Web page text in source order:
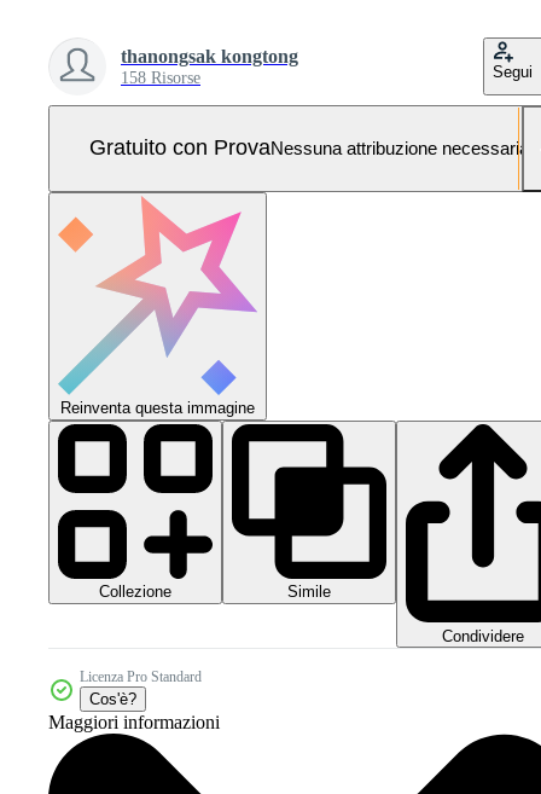
thanongsak kongtong
158 Risorse Segui
Gratuito con ProvaNessuna attribuzione necessaria
Reinventa questa immagine
Collezione Simile
Condividere
Licenza Pro Standard
Cos'è?
Maggiori informazioni